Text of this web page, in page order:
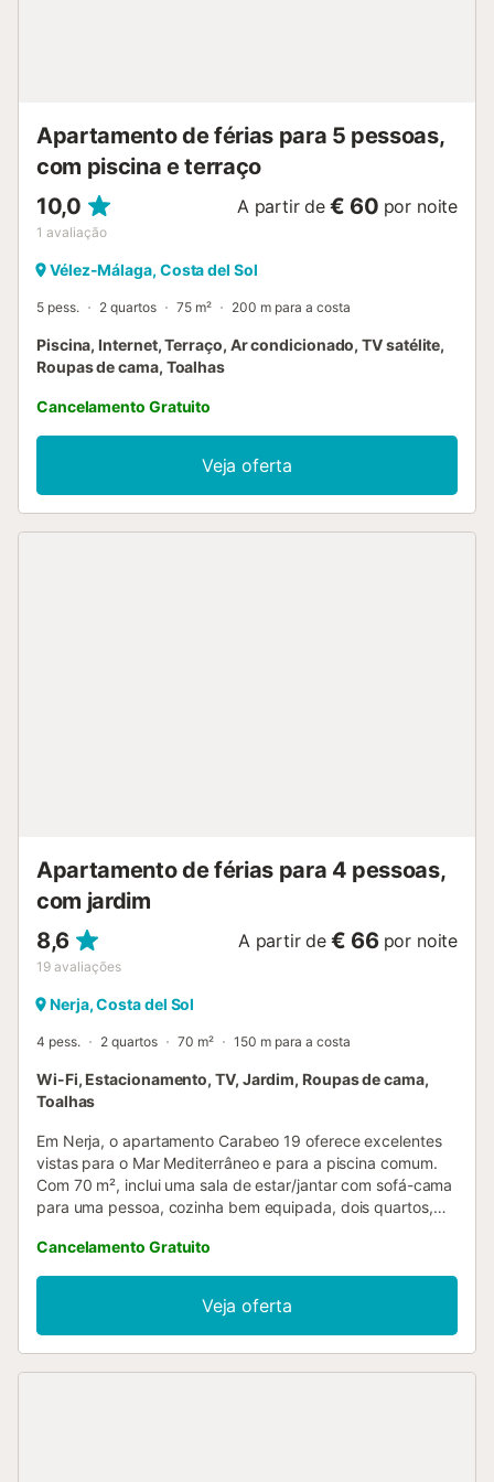
Apartamento de férias para 5 pessoas,
com piscina e terraço
10,0
1 avaliação
A partir de € 60 por noite
Vélez-Málaga, Costa del Sol
5 pess. 2 quartos 75 m² 200 m para a costa
Piscina, Internet, Terraço, Ar condicionado, TV satélite,
Roupas de cama, Toalhas
Cancelamento Gratuito
Veja oferta
Apartamento de férias para 4 pessoas,
com jardim
8,6
19 avaliações
A partir de € 66 por noite
Nerja, Costa del Sol
4 pess. 2 quartos 70 m² 150 m para a costa
Wi-Fi, Estacionamento, TV, Jardim, Roupas de cama,
Toalhas
Em Nerja, o apartamento Carabeo 19 oferece excelentes
vistas para o Mar Mediterrâneo e para a piscina comum.
Com 70 m², inclui uma sala de estar/jantar com sofá-cama
para uma pessoa, cozinha bem equipada, dois quartos,
acomodando até cinco pessoas. Dispõem de Wi-Fi com
espaço de trabalho dedicado, ar condicionado na sala e
ventoinhas de teto nos quartos. Berço e cadeira alta estão
disponíveis mediante pedido prévio e mediante
pagamento adicional. O apartamento dispõe de jardim e
Cancelamento Gratuito
Veja oferta